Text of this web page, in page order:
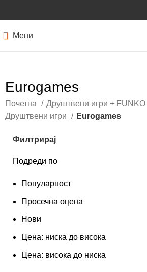
Мени
Eurogames
Почетна
Друштвени игри + FUNKO
Друштвени игри
Eurogames
Филтрирај
Подреди по
Популарност
Просечна оцена
Нови
Цена: ниска до висока
Цена: висока до ниска